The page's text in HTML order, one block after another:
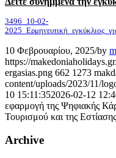
3496_10-02-
10 Φεβρουαρίου, 2025/by
https://
ergasias.png 662 1273
content/uploads/2023/11/
10 15:11:352026-02-12
εφαρμογή της Ψηφιακής
Τουρισμού και της Εστίασης
Archive